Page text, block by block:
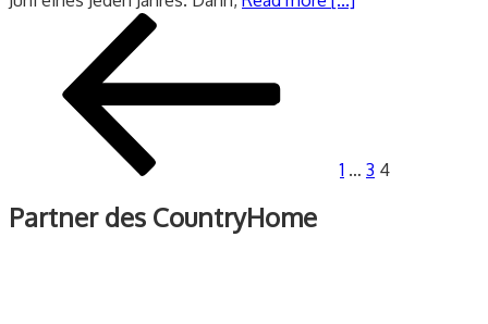
Seitennummerierung
Beiträge
1 … 3 4
Partner des CountryHome